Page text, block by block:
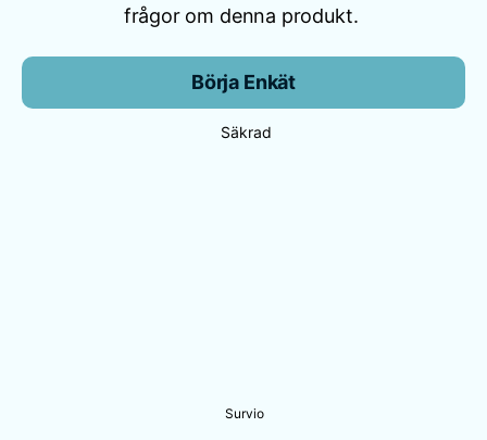
frågor om denna produkt.
Börja Enkät
Säkrad
Survio